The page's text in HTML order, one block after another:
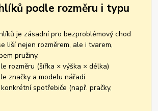
podle rozměru i typu
je zásadní pro bezproblémový chod
liší nejen rozměrem, ale i tvarem,
pružiny.
rozměru (šířka × výška × délka)
značky a modelu nářadí
spotřebiče (např. pračky,